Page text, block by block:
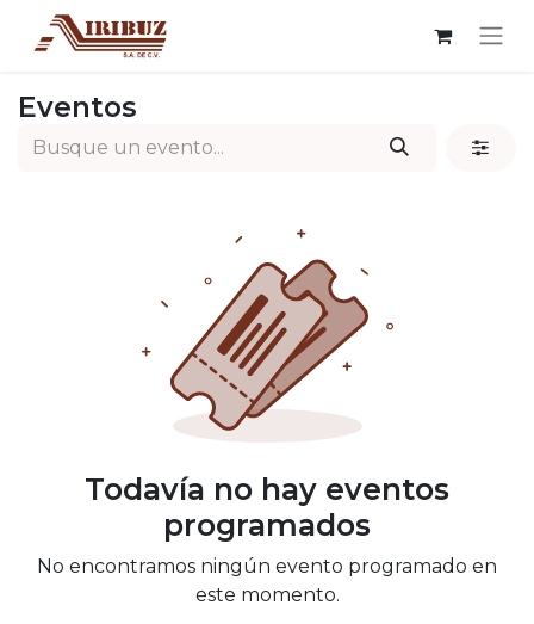
Eventos
Todavía no hay eventos
programados
No encontramos ningún evento programado en
este momento.